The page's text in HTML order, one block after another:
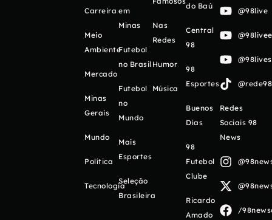
Carreira
Meio
Ambiente
Mercado
Minas
Gerais
Mundo
Política
Tecnologia
em
Minas
Futebol
no Brasil
Futebol
no
Mundo
Mais
Esportes
Seleção
Brasileira
Nas
Redes
Humor
Música
do Baú
Central
98
98
Esportes
Buenos
Días
98
Futebol
Clube
Ricardo
Amado
@98live
Redes
Sociais 98
News
/